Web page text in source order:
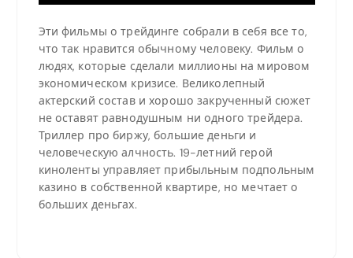
Эти фильмы о трейдинге собрали в себя все то,
что так нравится обычному человеку. Фильм о
людях, которые сделали миллионы на мировом
экономическом кризисе. Великолепный
актерский состав и хорошо закрученный сюжет
не оставят равнодушным ни одного трейдера.
Триллер про биржу, большие деньги и
человеческую алчность. 19-летний герой
киноленты управляет прибыльным подпольным
казино в собственной квартире, но мечтает о
больших деньгах.